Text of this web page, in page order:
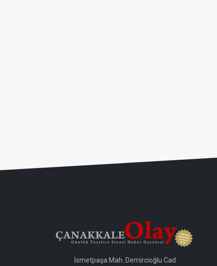
İsmetpaşa Mah. Demircioğlu Cad.